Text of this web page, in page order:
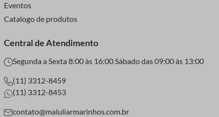
Eventos
Catalogo de produtos
Central de Atendimento
Segunda a Sexta 8:00 às 16:00 Sábado das 09:00 às 13:00
(11) 3312-8459
(11) 3312-8453
contato@maluliarmarinhos.com.br